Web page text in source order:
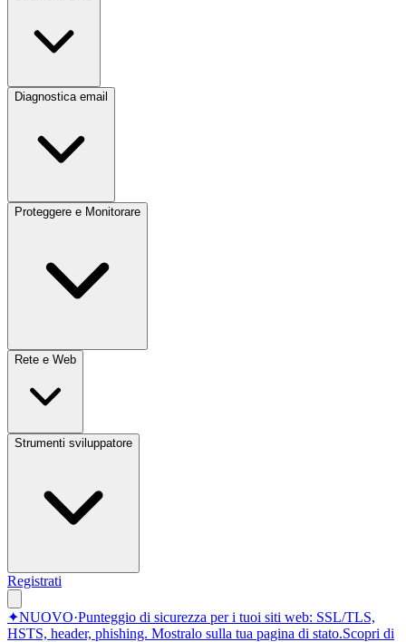
Diagnostica email
Proteggere e Monitorare
Rete e Web
Strumenti sviluppatore
Registrati
✦NUOVO·Punteggio di sicurezza per i tuoi siti web: SSL/TLS,
HSTS, header, phishing. Mostralo sulla tua pagina di stato.Scopri di